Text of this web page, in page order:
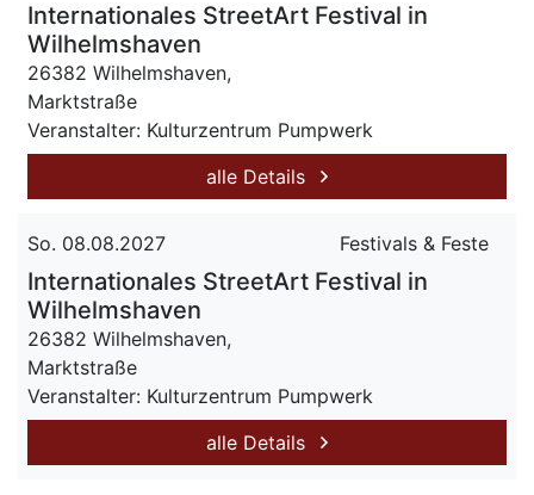
Internationales StreetArt Festival in
Wilhelmshaven
26382 Wilhelmshaven,
Marktstraße
Veranstalter: Kulturzentrum Pumpwerk
alle Details
So. 08.08.2027 Festivals & Feste
Internationales StreetArt Festival in
Wilhelmshaven
26382 Wilhelmshaven,
Marktstraße
Veranstalter: Kulturzentrum Pumpwerk
alle Details